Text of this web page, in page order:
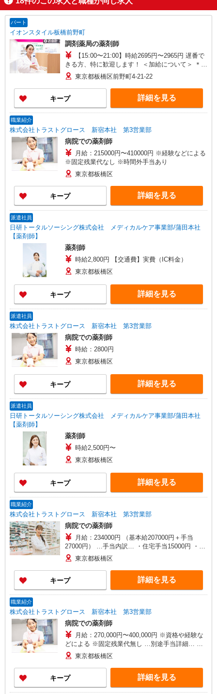
パート
イオンスタイル板橋前野町
調剤薬局の薬剤師
【15:00〜21:00】時給2695円〜2965円 遅番で
きる方、特に歓迎します！ ＜加給について＞ ＊9
時まで・・・170円UP ＊17時以降・・・170円UP
＊日祝はさらに100円UP ※別途記載が無い場合
は、パートタイマーとアルバイトの時給が異なる
事がありますので、お問い合わせください。 ※時
間帯・曜日による
東京都板橋区前野町4-21-22
キープ 詳細を見る
職業紹介
株式会社トラストグロース 新宿本社 第3営業部
病院での薬剤師
月給：215000円〜410000円 ※経験などによる
※固定残業代なし ※時間外手当あり
東京都板橋区
キープ 詳細を見る
派遣社員
日研トータルソーシング株式会社 メディカルケア事業部/蒲田本社
【薬剤師】
薬剤師
時給2,800円 【交通費】実費（IC料金）
東京都板橋区
キープ 詳細を見る
派遣社員
株式会社トラストグロース 新宿本社 第3営業部
病院での薬剤師
時給：2800円
東京都板橋区
キープ 詳細を見る
派遣社員
日研トータルソーシング株式会社 メディカルケア事業部/蒲田本社
【薬剤師】
薬剤師
時給2,500円〜
東京都板橋区
キープ 詳細を見る
職業紹介
株式会社トラストグロース 新宿本社 第3営業部
病院での薬剤師
月給：234000円 （基本給207000円＋手当
27000円） …手当内訳… ・住宅手当15000円 ・薬
剤手当10000円 ・調整手当2000円
東京都板橋区
キープ 詳細を見る
職業紹介
株式会社トラストグロース 新宿本社 第3営業部
病院での薬剤師
月給：270,000円〜400,000円 ※資格や経験な
どによる ※固定残業代無し …別途手当詳細… ・
家族手当 5,000円（被扶養配偶者）、3,500円/人
（18歳以下1子〜3子） ・住宅手当 10,000〜
20,000円（家賃4.5万円以上の賃貸のみ） ・処
遇加算金支給手当 30,000円（支給月は11月、2月
の2回） ・賞与あり
東京都板橋区
キープ 詳細を見る